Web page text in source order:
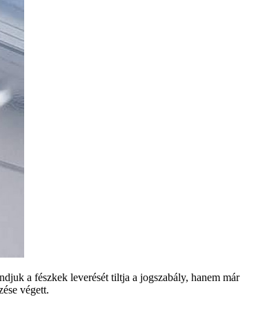
a fészkek leverését tiltja a jogszabály, hanem már
végett.